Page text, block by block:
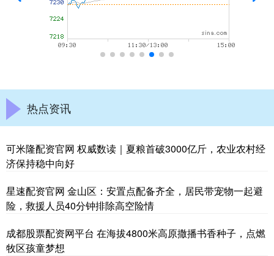
热点资讯
可米隆配资官网 权威数读｜夏粮首破3000亿斤，农业农村经
济保持稳中向好
星速配资官网 金山区：安置点配备齐全，居民带宠物一起避
险，救援人员40分钟排除高空险情
成都股票配资网平台 在海拔4800米高原撒播书香种子，点燃
牧区孩童梦想